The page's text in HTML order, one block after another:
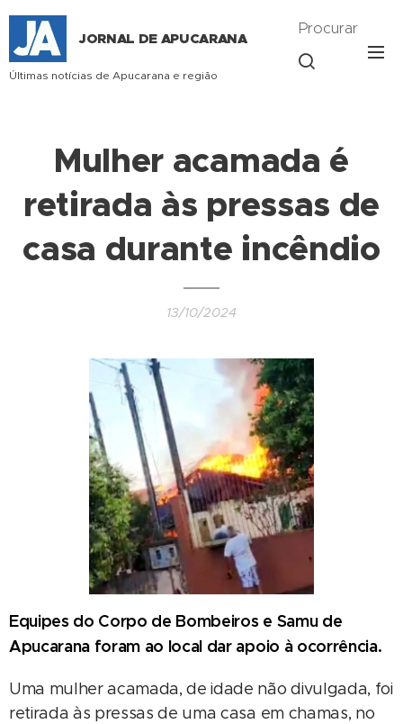
JORNAL DE APUCARANA
Últimas notícias de Apucarana e região
Procurar
Mulher acamada é
retirada às pressas de
casa durante incêndio
13/10/2024
Equipes do Corpo de Bombeiros e Samu de
Apucarana foram ao local dar apoio à ocorrência.
Uma mulher acamada, de idade não divulgada, foi
retirada às pressas de uma casa em chamas, no